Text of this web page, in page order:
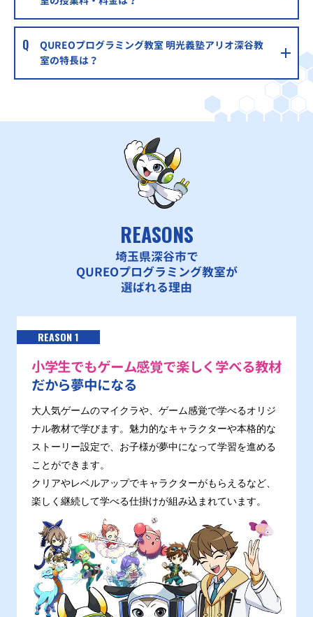
QUREOプログラミング教室 明光義塾アリオ深谷教
室の特長は？
REASONS
埼玉県深谷市で
QUREOプログラミング教室が
選ばれる理由
REASON 1
小学生でもゲーム感覚で楽しく学べる教材
だから夢中になる
大人気ゲームのマイクラや、ゲーム感覚で学べるオリジ
ナル教材で学びます。魅力的なキャラクターや本格的な
ストーリー設定で、お子様が夢中になって学習を進める
ことができます。
クリアやレベルアップでキャラクターがもらえるなど、
楽しく継続して学べる仕掛けが組み込まれています。